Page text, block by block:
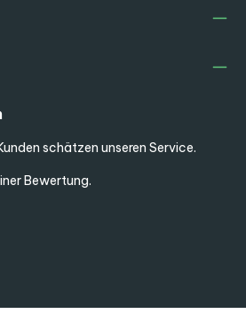
schätzen unseren Service.
Bewertung.